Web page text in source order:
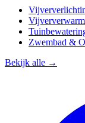
Zwembad &
Bekijk alle →